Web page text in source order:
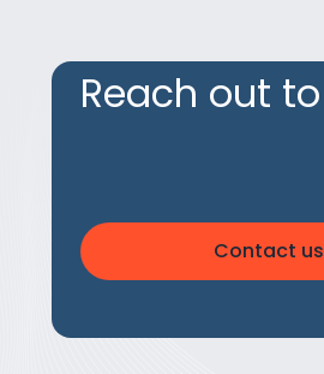
Reach out to
Contact us